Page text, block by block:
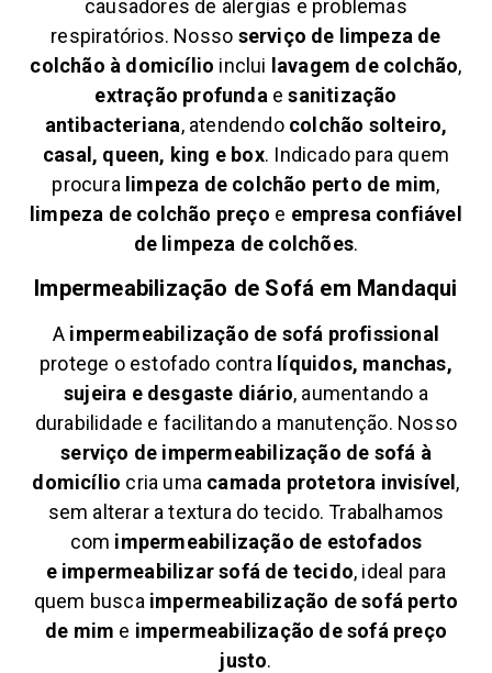
causadores de alergias e problemas
respiratórios. Nosso serviço de limpeza de
colchão à domicílio inclui lavagem de colchão,
extração profunda esanitização
antibacteriana, atendendo colchão solteiro,
casal, queen, king e box. Indicado para quem
procura limpeza de colchão perto de mim,
limpeza de colchão preço e empresa confiável
de limpeza de colchões.
Impermeabilização de Sofá em Mandaqui
A impermeabilização de sofá profissional
protege o estofado contra líquidos, manchas,
sujeira e desgaste diário, aumentando a
durabilidade e facilitando a manutenção. Nosso
serviço de impermeabilização de sofá à
domicílio cria uma camada protetora invisível,
sem alterar a textura do tecido. Trabalhamos
com impermeabilização de estofados
e impermeabilizar sofá de tecido, ideal para
quem busca impermeabilização de sofá perto
de mim e impermeabilização de sofá preço
justo.